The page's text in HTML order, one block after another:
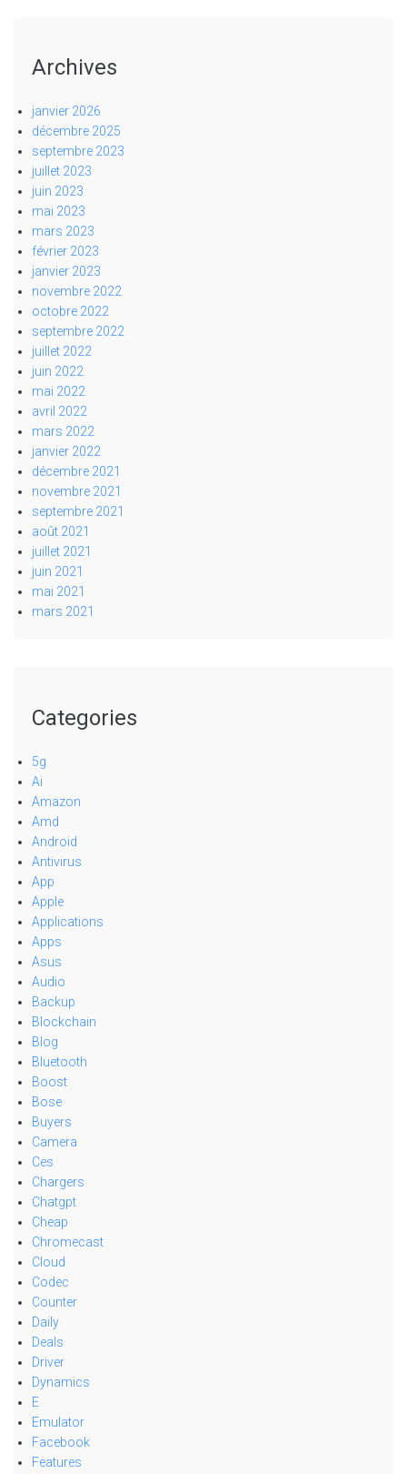
Archives
janvier 2026
décembre 2025
septembre 2023
juillet 2023
juin 2023
mai 2023
mars 2023
février 2023
janvier 2023
novembre 2022
octobre 2022
septembre 2022
juillet 2022
juin 2022
mai 2022
avril 2022
mars 2022
janvier 2022
décembre 2021
novembre 2021
septembre 2021
août 2021
juillet 2021
juin 2021
mai 2021
mars 2021
Categories
5g
Ai
Amazon
Amd
Android
Antivirus
App
Apple
Applications
Apps
Asus
Audio
Backup
Blockchain
Blog
Bluetooth
Boost
Bose
Buyers
Camera
Ces
Chargers
Chatgpt
Cheap
Chromecast
Cloud
Codec
Counter
Daily
Deals
Driver
Dynamics
E
Emulator
Facebook
Features